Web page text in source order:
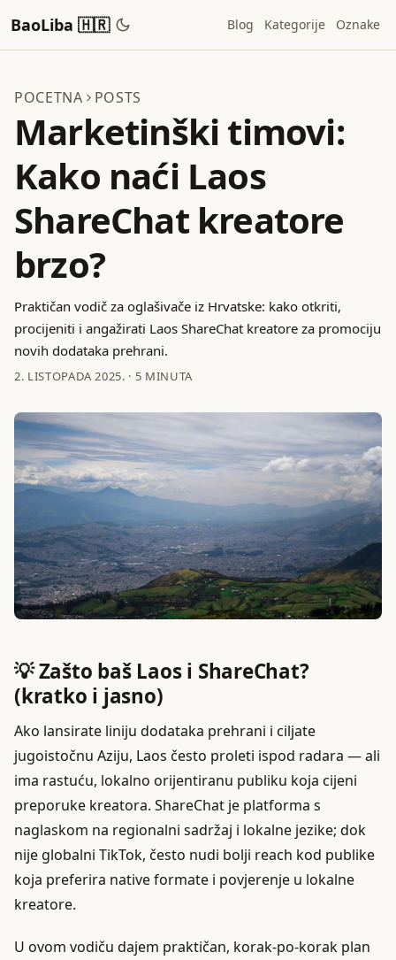
BaoLiba 🇭🇷 Blog Kategorije Oznake
POCETNA POSTS
Marketinški timovi:
Kako naći Laos
ShareChat kreatore
brzo?
Praktičan vodič za oglašivače iz Hrvatske: kako otkriti,
procijeniti i angažirati Laos ShareChat kreatore za promociju
novih dodataka prehrani.
2. LISTOPADA 2025. · 5 MINUTA
💡 Zašto baš Laos i ShareChat?
(kratko i jasno)
Ako lansirate liniju dodataka prehrani i ciljate
jugoistočnu Aziju, Laos često proleti ispod radara — ali
ima rastuću, lokalno orijentiranu publiku koja cijeni
preporuke kreatora. ShareChat je platforma s
naglaskom na regionalni sadržaj i lokalne jezike; dok
nije globalni TikTok, često nudi bolji reach kod publike
koja preferira native formate i povjerenje u lokalne
kreatore.
U ovom vodiču dajem praktičan, korak-po-korak plan